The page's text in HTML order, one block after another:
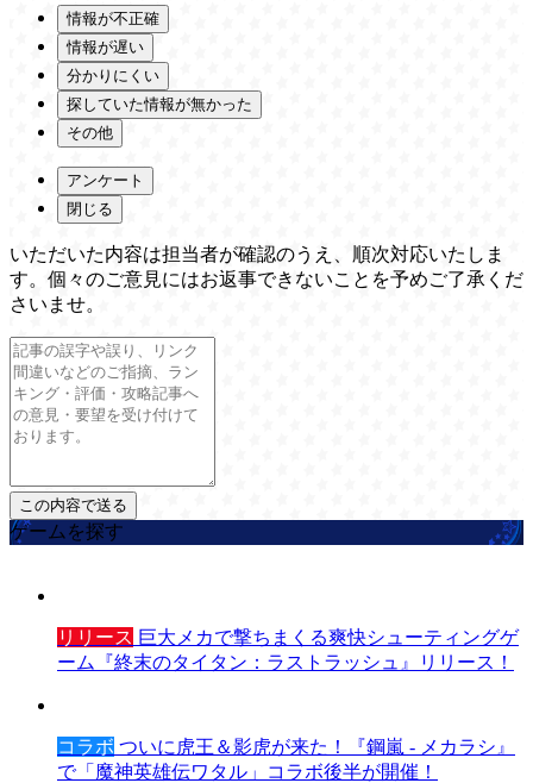
情報が不正確
情報が遅い
分かりにくい
探していた情報が無かった
その他
アンケート
閉じる
いただいた内容は担当者が確認のうえ、順次対応いたしま
す。個々のご意見にはお返事できないことを予めご了承くだ
さいませ。
ゲームを探す
リリース 巨大メカで撃ちまくる爽快シューティングゲ
ーム『終末のタイタン：ラストラッシュ』リリース！
コラボ ついに虎王＆影虎が来た！『鋼嵐 - メカラシ』
で「魔神英雄伝ワタル」コラボ後半が開催！